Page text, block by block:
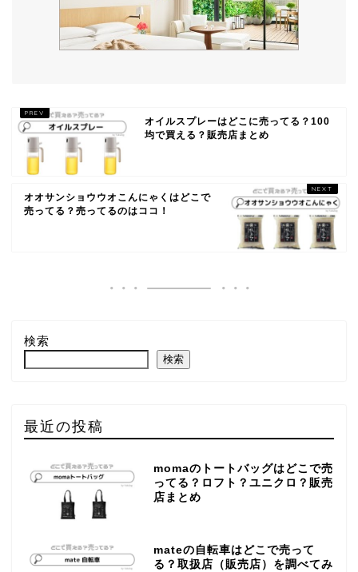
オイルスプレーはどこに売ってる？100
均で買える？販売店まとめ
オオサンショウウオこんにゃくはどこで
売ってる？売ってるのはココ！
検索
検索
最近の投稿
momaのトートバッグはどこで売
ってる？ロフト？ユニクロ？販売
店まとめ
mateの自転車はどこで売って
る？取扱店（販売店）を調べてみ